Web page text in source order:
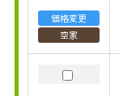
価格変更
空家